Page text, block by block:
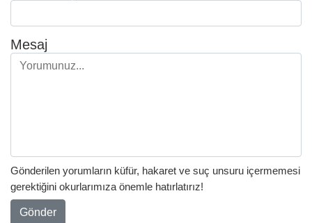
Mesaj
Gönderilen yorumların küfür, hakaret ve suç unsuru içermemesi
gerektiğini okurlarımıza önemle hatırlatırız!
Gönder